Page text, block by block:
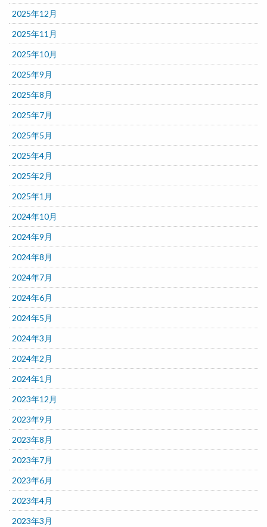
2025年12月
2025年11月
2025年10月
2025年9月
2025年8月
2025年7月
2025年5月
2025年4月
2025年2月
2025年1月
2024年10月
2024年9月
2024年8月
2024年7月
2024年6月
2024年5月
2024年3月
2024年2月
2024年1月
2023年12月
2023年9月
2023年8月
2023年7月
2023年6月
2023年4月
2023年3月